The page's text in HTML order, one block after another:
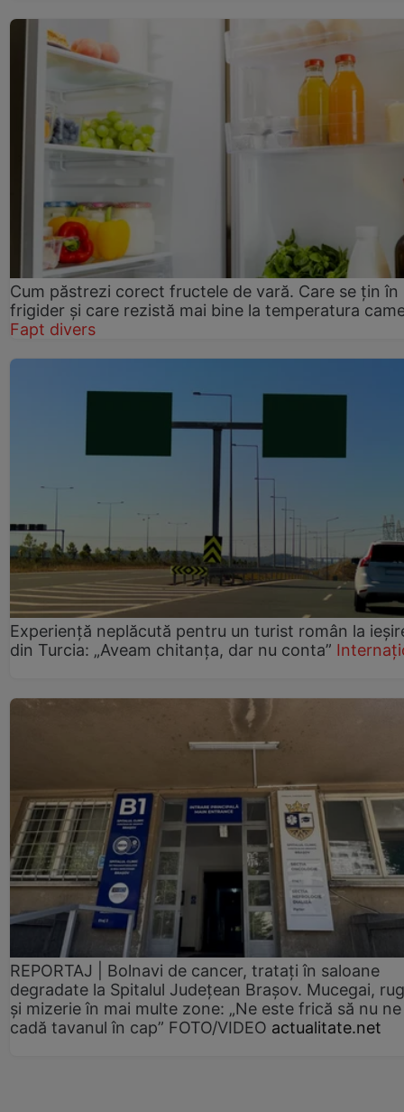
Cum păstrezi corect fructele de vară. Care se țin în
frigider și care rezistă mai bine la temperatura
Fapt divers
Experiență neplăcută pentru un turist român la
din Turcia: „Aveam chitanța, dar nu conta”
REPORTAJ | Bolnavi de cancer, tratați în saloane
degradate la Spitalul Județean Brașov. Mucegai,
și mizerie în mai multe zone: „Ne este frică să nu ne
cadă tavanul în cap” FOTO/VIDEO actualitate.net